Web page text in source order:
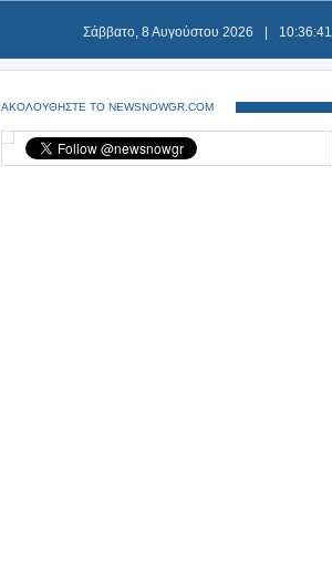
Σάββατο, 8 Αυγούστου 2026 10:36:41
ΑΚΟΛΟΥΘΗΣΤΕ ΤΟ NEWSNOWGR.COM